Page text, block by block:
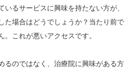
いるサービスに興味を持たない方が、
た場合はどうでしょうか？当たり前で
これが悪いアクセスです。
るのではなく、治療院に興味がある方